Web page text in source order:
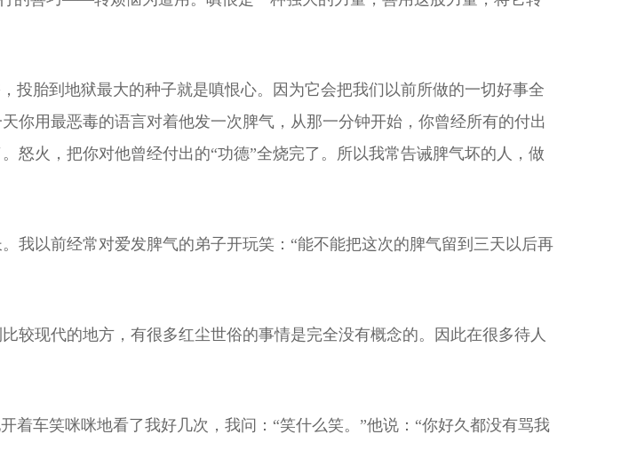
投胎到地狱最大的种子就是嗔恨心。因为它会把我们以前所做的一切好事全
你用最恶毒的语言对着他发一次脾气，从那一分钟开始，你曾经所有的付出
怒火，把你对他曾经付出的“功德”全烧完了。所以我常告诫脾气坏的人，做
我以前经常对爱发脾气的弟子开玩笑：“能不能把这次的脾气留到三天以后再
较现代的地方，有很多红尘世俗的事情是完全没有概念的。因此在很多待人
着车笑咪咪地看了我好几次，我问：“笑什么笑。”他说：“你好久都没有骂我